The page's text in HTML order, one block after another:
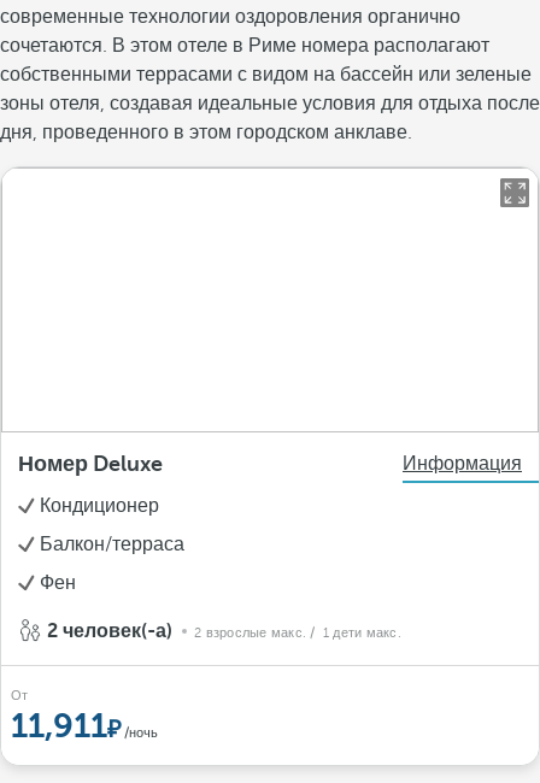
современные технологии оздоровления органично
сочетаются. В этом отеле в Риме номера располагают
собственными террасами с видом на бассейн или зеленые
зоны отеля, создавая идеальные условия для отдыха после
дня, проведенного в этом городском анклаве.
Номер Deluxe
Информация
Кондиционер
Балкон/терраса
Фен
2 человек(-а) 2 взрослые макс. / 1 дети макс.
От
11,911 /ночь